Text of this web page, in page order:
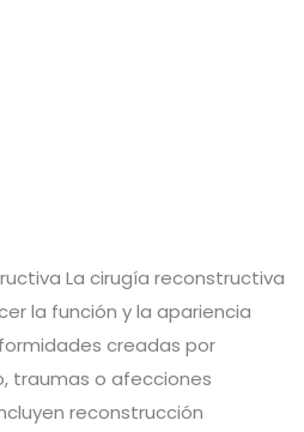
La cirugía reconstructiva
la función y la apariencia
creadas por
traumas o afecciones
reconstrucción